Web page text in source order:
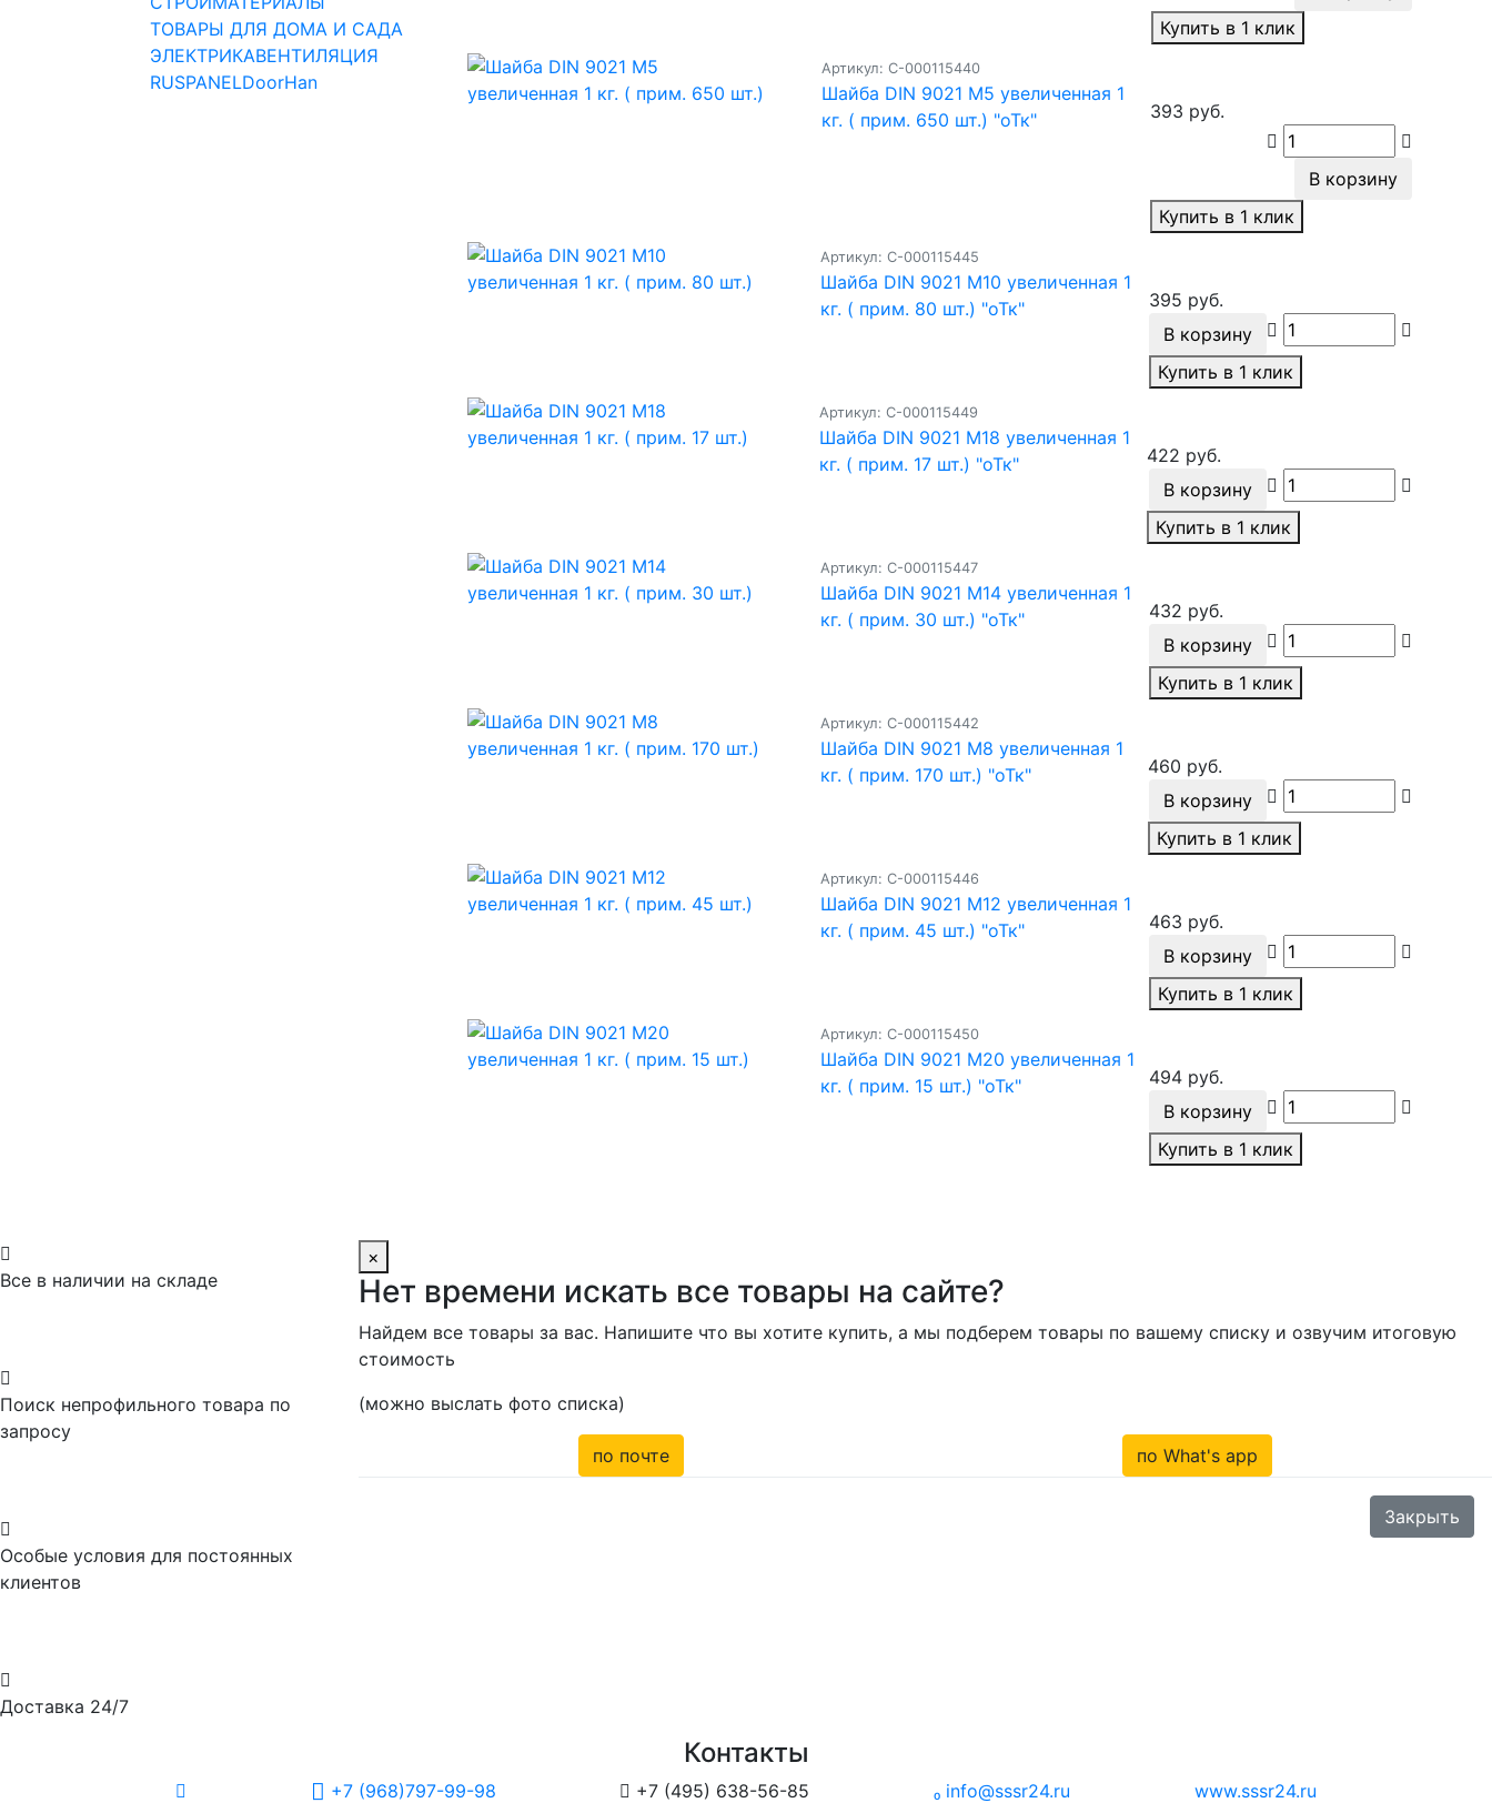
Купить в 1 клик
Артикул: С-000115440
Шайба DIN 9021 M5 увеличенная 1
кг. ( прим. 650 шт.) "оТк"
393 руб.
В корзину
Купить в 1 клик
Артикул: С-000115445
Шайба DIN 9021 M10 увеличенная 1
кг. ( прим. 80 шт.) "оТк"
395 руб.
В корзину
Купить в 1 клик
Артикул: С-000115449
Шайба DIN 9021 M18 увеличенная 1
кг. ( прим. 17 шт.) "оТк"
422 руб.
В корзину
Купить в 1 клик
Артикул: С-000115447
Шайба DIN 9021 M14 увеличенная 1
кг. ( прим. 30 шт.) "оТк"
432 руб.
В корзину
Купить в 1 клик
Артикул: С-000115442
Шайба DIN 9021 M8 увеличенная 1
кг. ( прим. 170 шт.) "оТк"
460 руб.
В корзину
Купить в 1 клик
Артикул: С-000115446
Шайба DIN 9021 M12 увеличенная 1
кг. ( прим. 45 шт.) "оТк"
463 руб.
В корзину
Купить в 1 клик
Артикул: С-000115450
Шайба DIN 9021 M20 увеличенная 1
кг. ( прим. 15 шт.) "оТк"
494 руб.
В корзину
Купить в 1 клик
ТОВАРЫ ДЛЯ ДОМА И САДА
ЭЛЕКТРИКАВЕНТИЛЯЦИЯ
RUSPANELDoorHan

Все в наличии на складе

Поиск непрофильного товара по
запросу

Особые условия для постоянных
клиентов

Доставка 24/7
×
Нет времени искать все товары на сайте?
Найдем все товары за вас. Напишите что вы хотите купить, а мы подберем товары по вашему списку и озвучим итоговую
стоимость
(можно выслать фото списка)
по почте по What's app
Закрыть
Контакты
+7 (968)797-99-98  +7 (495) 638-56-85  info@sssr24.ru www.sssr24.ru